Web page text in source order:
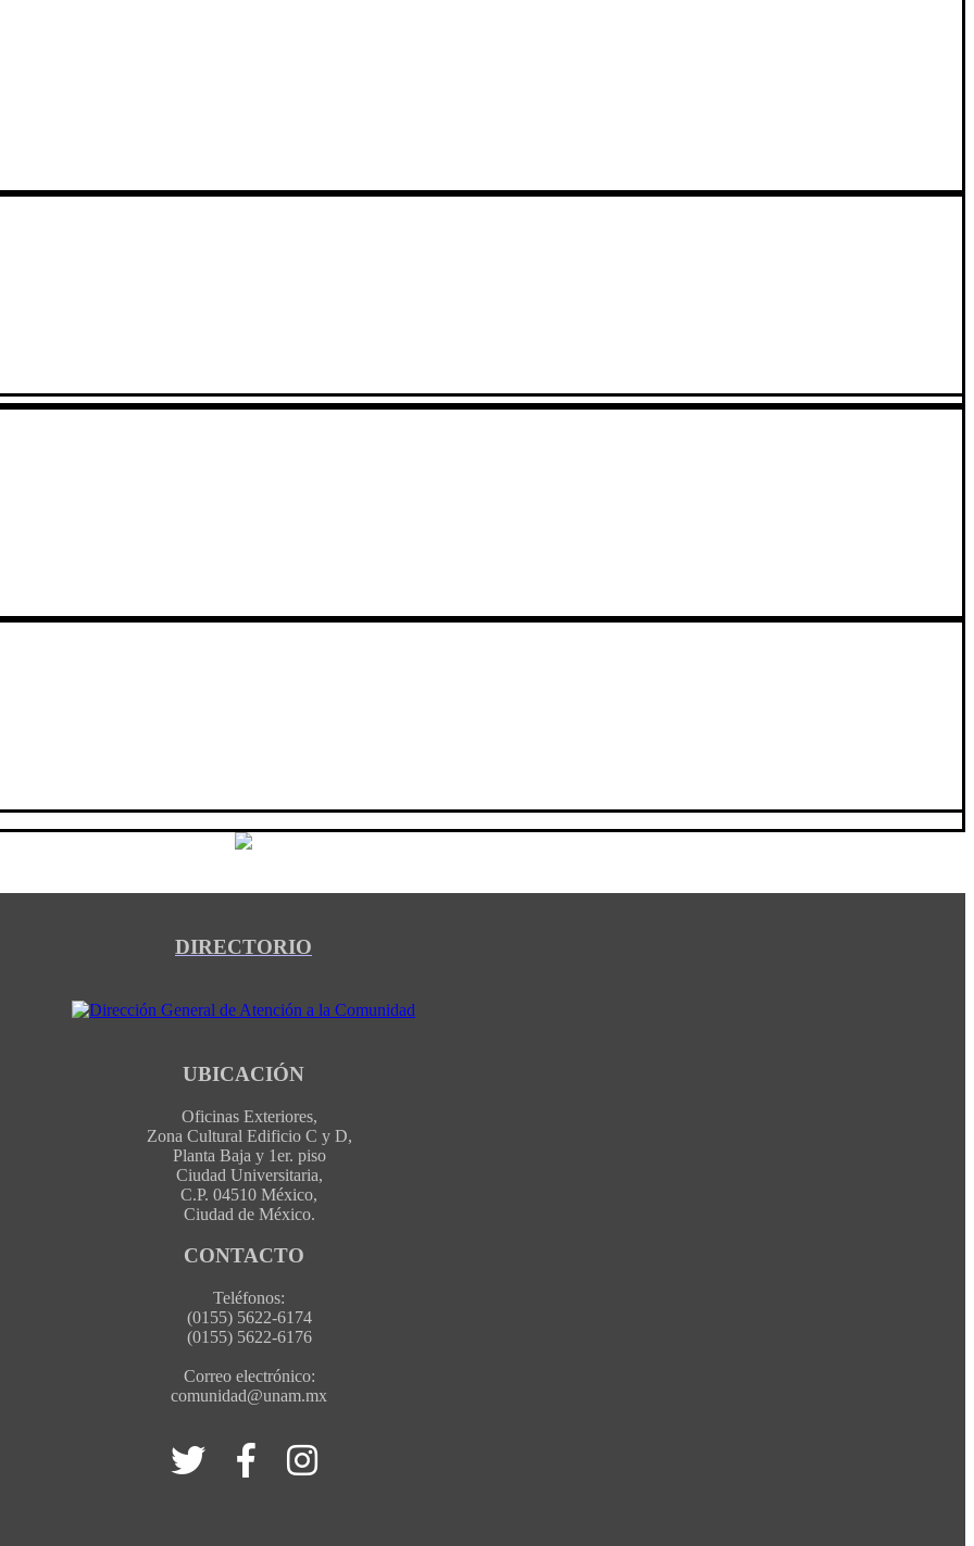
DIRECTORIO
UBICACIÓN
Oficinas Exteriores,
Zona Cultural Edificio C y D,
Planta Baja y 1er. piso
Ciudad Universitaria,
C.P. 04510 México,
Ciudad de México.
CONTACTO
Teléfonos:
(0155) 5622-6174
(0155) 5622-6176
Correo electrónico:
comunidad@unam.mx